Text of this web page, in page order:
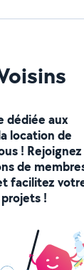
dédiée aux
location de
! Rejoignez
de
facilitez
!